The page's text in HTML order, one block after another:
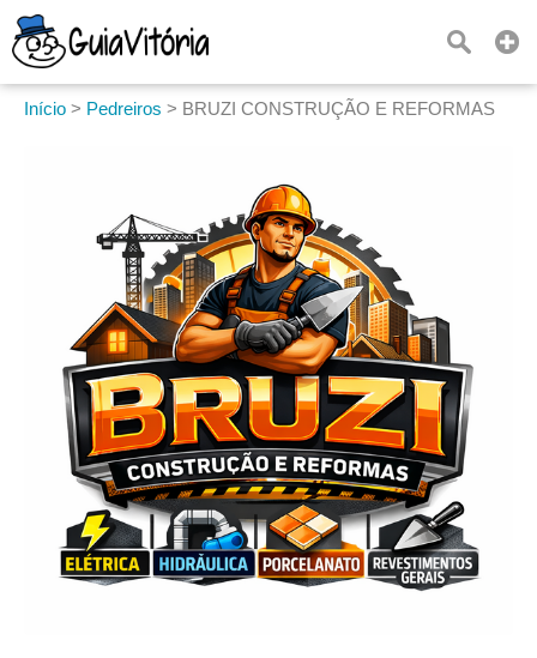
Início > Pedreiros > BRUZI CONSTRUÇÃO E REFORMAS